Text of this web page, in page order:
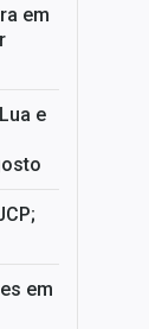
em
e
em